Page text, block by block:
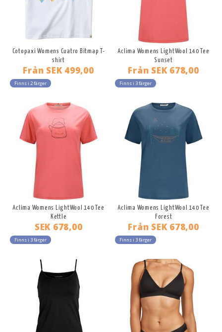
Cotopaxi Womens Cuatro Bitmap T-
shirt
Från SEK 499,00
Finns i 2 färger
Aclima Womens LightWool 140 Tee
Sunset
Från SEK 678,00
Finns i 3 färger
Aclima Womens LightWool 140 Tee
Kettle
SEK 678,00
Finns i 3 färger
Aclima Womens LightWool 140 Tee
Forest
Från SEK 678,00
Finns i 3 färger